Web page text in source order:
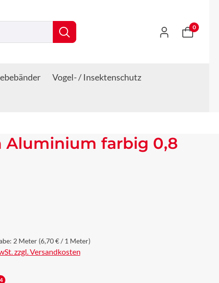
0
Vogel- / Insektenschutz
Aluminium farbig 0,8
2 Meter (6,70 € / 1 Meter)
zzgl. Versandkosten